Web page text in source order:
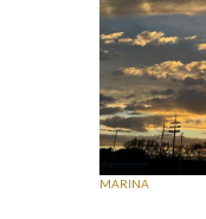
MARINA